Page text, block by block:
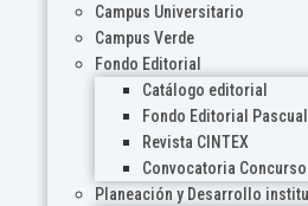
Campus Universitario
Campus Verde
Fondo Editorial
Catálogo editorial
Fondo Editorial
Revista CINTEX
Convocatoria Concurso
Planeación y Desarrollo